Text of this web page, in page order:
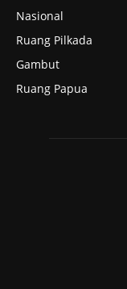
Nasional
Ruang Pilkada
Gambut
Ruang Papua